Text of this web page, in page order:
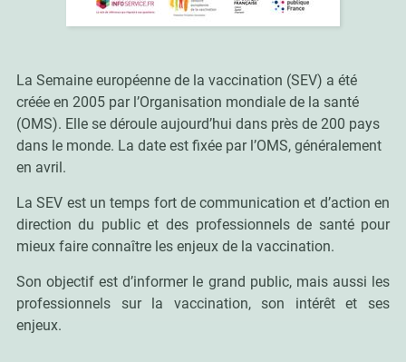
La Semaine européenne de la vaccination (SEV) a été
créée en 2005 par l’Organisation mondiale de la santé
(OMS). Elle se déroule aujourd’hui dans près de 200 pays
dans le monde. La date est fixée par l’OMS, généralement
en avril.
La SEV est un temps fort de communication et d’action en
direction du public et des professionnels de santé pour
mieux faire connaître les enjeux de la vaccination.
Son objectif est d’informer le grand public, mais aussi les
professionnels sur la vaccination, son intérêt et ses
enjeux.